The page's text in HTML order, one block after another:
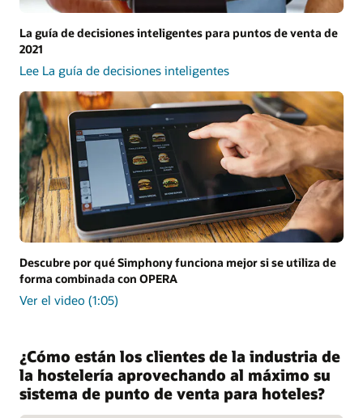
La guía de decisiones inteligentes para puntos de venta de
2021
Lee La guía de decisiones inteligentes
Descubre por qué Simphony funciona mejor si se utiliza de
forma combinada con OPERA
Ver el video (1:05)
¿Cómo están los clientes de la industria de
la hostelería aprovechando al máximo su
sistema de punto de venta para hoteles?